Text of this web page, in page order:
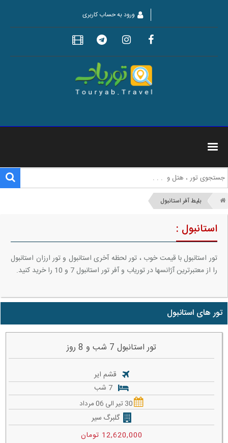
ورود به حساب کاربری
بلیط آفر استانبول
استانبول :
تور استانبول با قیمت خوب ، تور لحظه آخری استانبول و تور ارزان استانبول
را از معتبرترین آژانسها در توریاب و آفر تور استانبول 7 و 10 را خرید کنید.
تور های استانبول
تور استانبول 7 شب و 8 روز
قشم ایر
30 تیر الی 06 مرداد
گلبرگ سیر
12,620,000 تومان